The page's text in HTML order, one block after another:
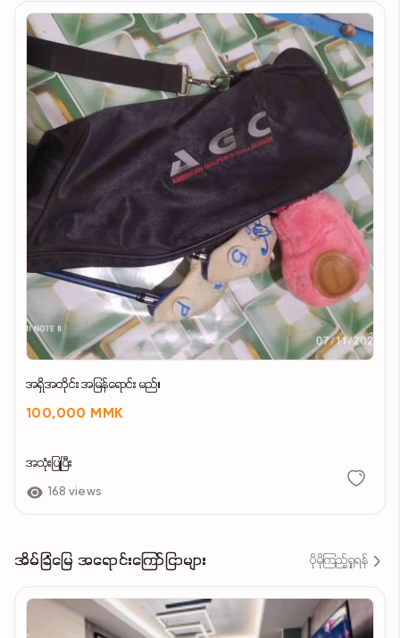
အရှိအတိုင်း အမြန်ရောင်း မည်။
100,000 MMK
အသုံးပြုပြီး
168 views
အိမ်ခြံမြေ အရောင်းကြော်ငြာများ ပိုမိုကြည့်ရှုရန်